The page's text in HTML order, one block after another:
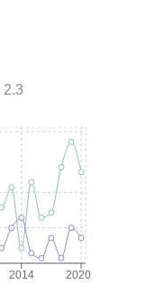
2.3
2014 2020